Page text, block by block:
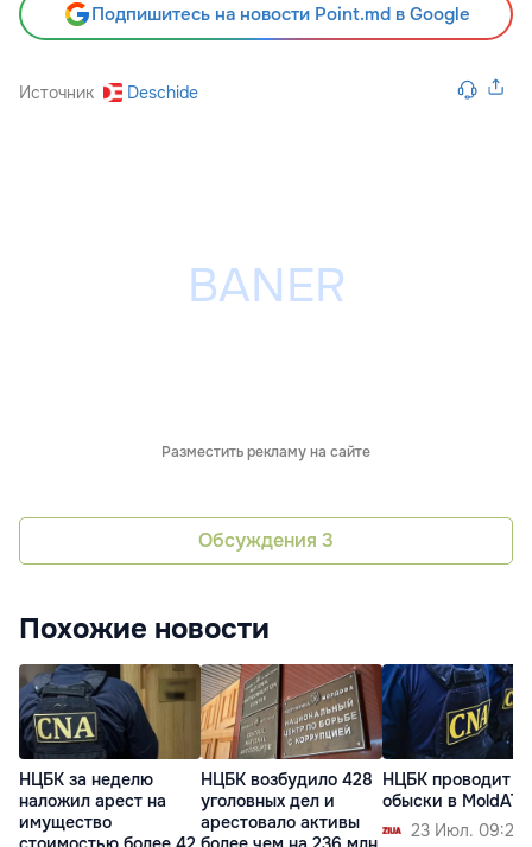
Подпишитесь на новости Point.md в Google
Источник Deschide
Разместить рекламу на сайте
Обсуждения 3
Похожие новости
НЦБК за неделю
наложил арест на
имущество
НЦБК возбудило 428
уголовных дел и
арестовало активы
НЦБК проводит
обыски в
23 Июл. 09:24